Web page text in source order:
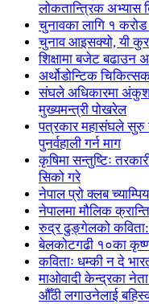
लोकतान्त्रिक अभ्यास
चुनावका लागि १
चुनाव आइसक्यो, यी
शिक्षामा बजेट बढाउन
अर्थोडोन्टिक
संघले अधिकारमा अंकुश
मुख्यमन्त्री पोखरेल
पत्रकार महासंघले सुरु
पुनर्वहाली गर्न माग
कृषिमा सन्तुष्टिः
सिको गरे
नेपाल प्रो क्लब
नेपालमा मौलिक
रुद्र ढुङ्गेलको
बेलकोटगढी १०का
कविताः धम्की न दे
माओवादी केन्द्रका
औँठी लगाउनेलाई